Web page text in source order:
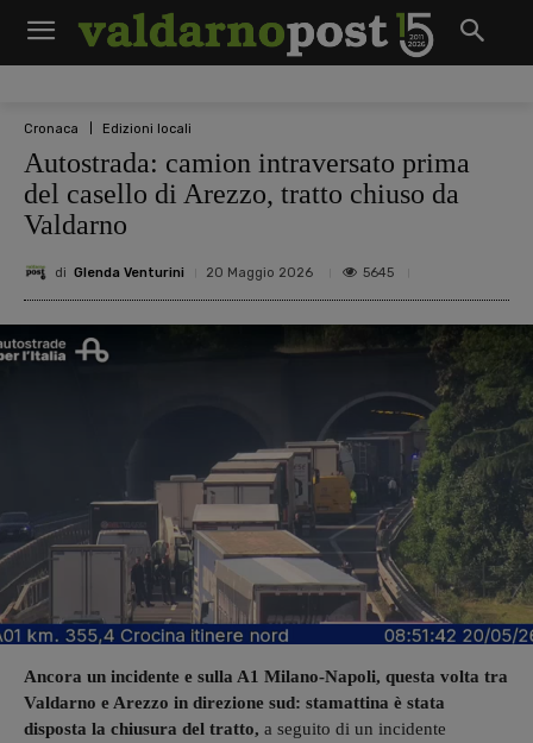
Cronaca Edizioni locali
Autostrada: camion intraversato prima
del casello di Arezzo, tratto chiuso da
Valdarno
di Glenda Venturini 20 Maggio 2026 5645
Ancora un incidente e sulla A1 Milano-Napoli, questa volta tra
Valdarno e Arezzo in direzione sud: stamattina è stata
disposta la chiusura del tratto, a seguito di un incidente